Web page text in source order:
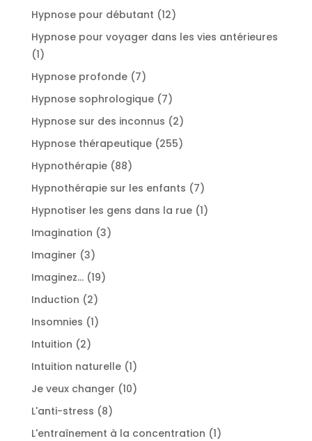
Hypnose pour débutant 1212
produits
Hypnose pour voyager dans les vies antérieures
11
Hypnose profonde 77
produits
Hypnose sophrologique 77
produits
Hypnose sur des inconnus 22
produits
Hypnose thérapeutique 255255
Hypnothérapie 8888
produits
Hypnothérapie sur les enfants 77
produits
Hypnotiser les gens dans la rue 11
Imagination 33
Imaginer 33
produits
Imaginez... 1919
Induction 22
produits
Insomnies 11
Intuition 22
produits
Intuition naturelle 11
produit
Je veux changer 1010
L'anti-stress 88
produits
L'entraînement à la concentration 11